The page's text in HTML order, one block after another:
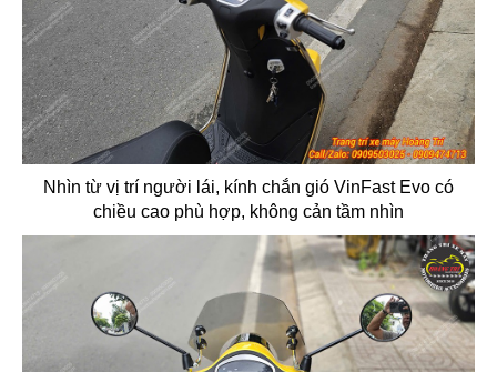
Nhìn từ vị trí người lái, kính chắn gió VinFast Evo có
chiều cao phù hợp, không cản tầm nhìn